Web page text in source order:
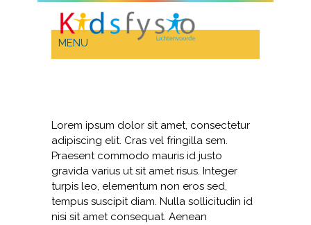
Lorem ipsum dolor sit amet, consectetur
adipiscing elit. Cras vel fringilla sem.
Praesent commodo mauris id justo
gravida varius ut sit amet risus. Integer
turpis leo, elementum non eros sed,
tempus suscipit diam. Nulla sollicitudin id
nisi sit amet consequat. Aenean